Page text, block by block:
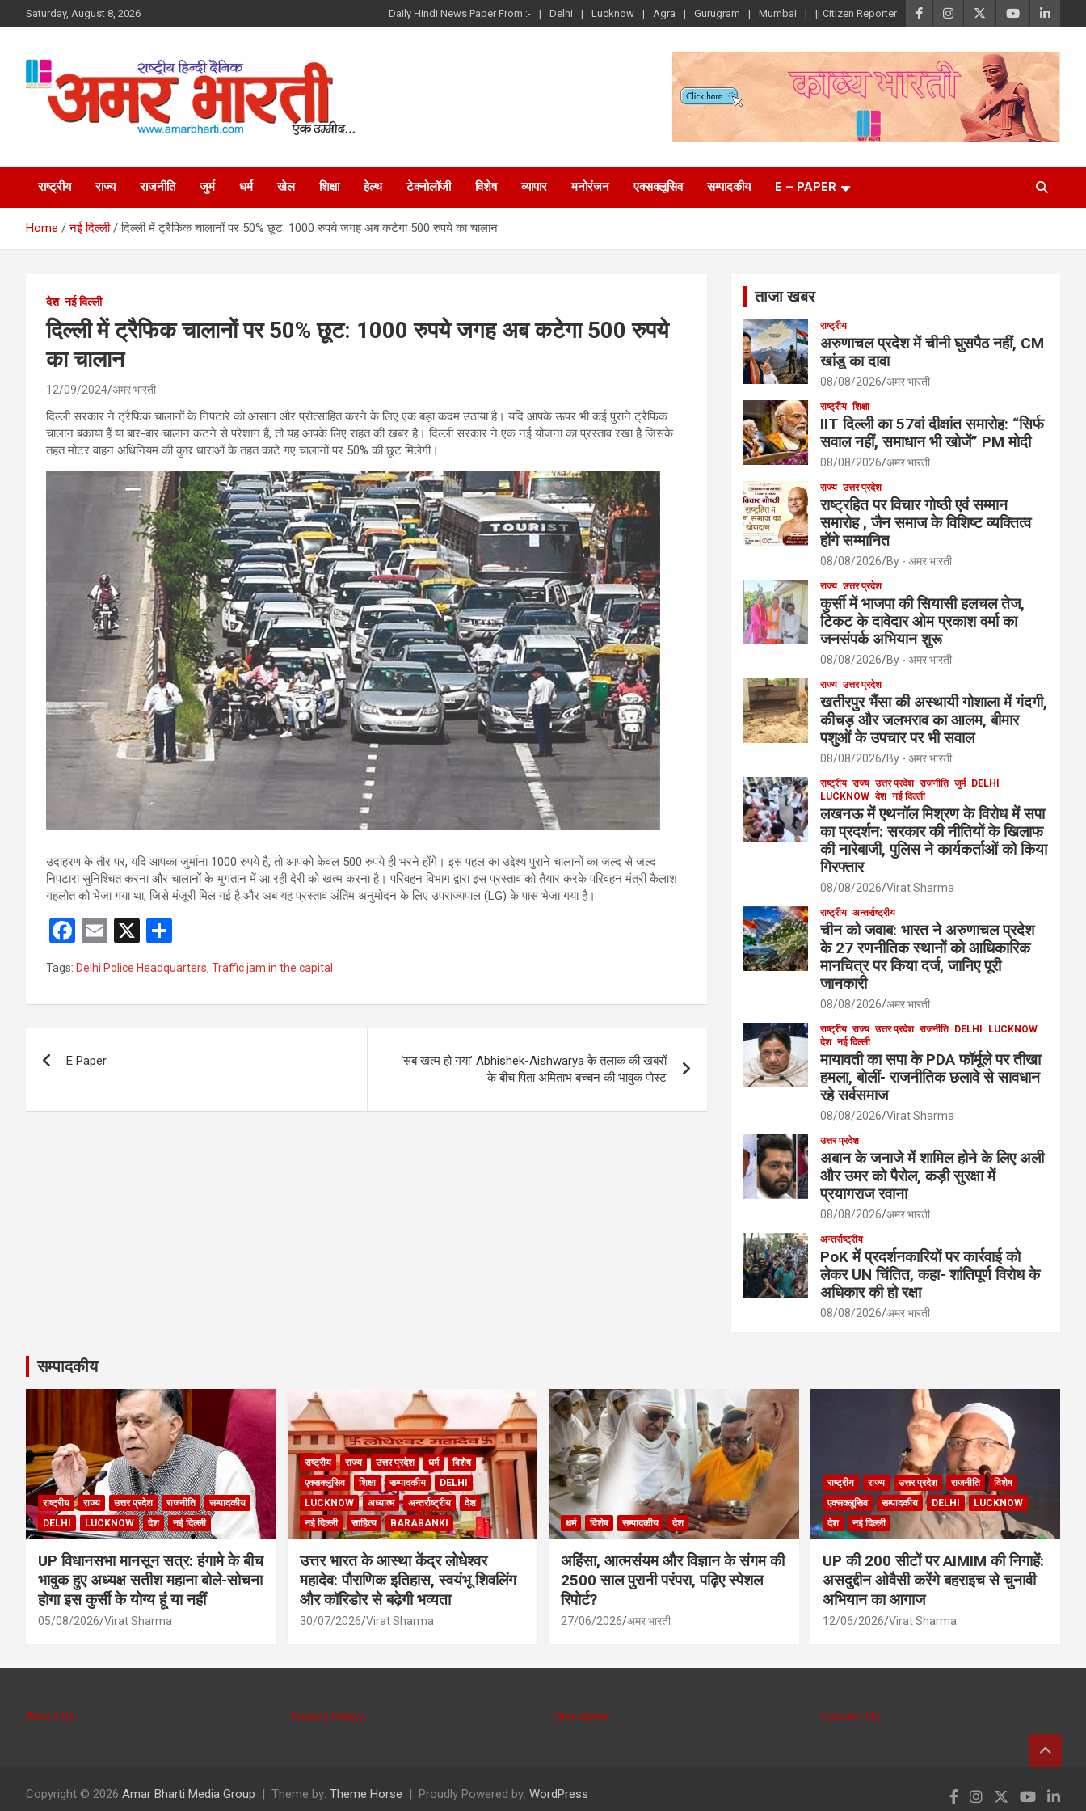
to
Saturday, August 8, 2026 Daily Hindi News Paper From :- Delhi Lucknow Agra Gurugram Mumbai || Citizen Reporter
Amar Bharti Media
Group
राष्ट्रीय राज्य राजनीति जुर्म धर्म खेल शिक्षा हेल्थ टेक्नोलॉजी विशेष व्यापार मनोरंजन एक्सक्लूसिव सम्पादकीय E – PAPER
Home नई दिल्ली दिल्ली में ट्रैफिक चालानों पर 50% छूट: 1000 रुपये जगह अब कटेगा 500 रुपये का चालान
देश नई दिल्ली
दिल्ली में ट्रैफिक चालानों पर 50% छूट: 1000 रुपये जगह अब कटेगा 500 रुपये
का चालान
12/09/2024 अमर भारती
दिल्ली सरकार ने ट्रैफिक चालानों के निपटारे को आसान और प्रोत्साहित करने के लिए एक बड़ा कदम उठाया है। यदि आपके ऊपर भी कई पुराने ट्रैफिक
चालान बकाया हैं या बार-बार चालान कटने से परेशान हैं, तो यह आपके लिए राहत की खबर है। दिल्ली सरकार ने एक नई योजना का प्रस्ताव रखा है जिसके
तहत मोटर वाहन अधिनियम की कुछ धाराओं के तहत काटे गए चालानों पर 50% की छूट मिलेगी।
उदाहरण के तौर पर, यदि आपका जुर्माना 1000 रुपये है, तो आपको केवल 500 रुपये ही भरने होंगे। इस पहल का उद्देश्य पुराने चालानों का जल्द से जल्द
निपटारा सुनिश्चित करना और चालानों के भुगतान में आ रही देरी को खत्म करना है। परिवहन विभाग द्वारा इस प्रस्ताव को तैयार करके परिवहन मंत्री कैलाश
गहलोत को भेजा गया था, जिसे मंजूरी मिल गई है और अब यह प्रस्ताव अंतिम अनुमोदन के लिए उपराज्यपाल (LG) के पास भेजा गया है।
F
a
ce
b
o
E
m
ail
X
ar
e
Tags: Delhi Police Headquarters, Traffic jam in the capital
navigation
E Paper
‘सब खत्म हो गया’ Abhishek-Aishwarya के तलाक की खबरों
के बीच पिता अमिताभ बच्चन की भावुक पोस्ट
ताजा खबर
राष्ट्रीय
अरुणाचल प्रदेश में चीनी घुसपैठ नहीं, CM
खांडू का दावा
08/08/2026 अमर भारती
राष्ट्रीय शिक्षा
IIT दिल्ली का 57वां दीक्षांत समारोह: “सिर्फ
सवाल नहीं, समाधान भी खोजें” PM मोदी
08/08/2026 अमर भारती
राज्य उत्तर प्रदेश
राष्ट्रहित पर विचार गोष्ठी एवं सम्मान
समारोह , जैन समाज के विशिष्ट व्यक्तित्व
होंगे सम्मानित
08/08/2026 By - अमर भारती
राज्य उत्तर प्रदेश
कुर्सी में भाजपा की सियासी हलचल तेज,
टिकट के दावेदार ओम प्रकाश वर्मा का
जनसंपर्क अभियान शुरू
08/08/2026 By - अमर भारती
राज्य उत्तर प्रदेश
खतीरपुर भैंसा की अस्थायी गोशाला में गंदगी,
कीचड़ और जलभराव का आलम, बीमार
पशुओं के उपचार पर भी सवाल
08/08/2026 By - अमर भारती
राष्ट्रीय राज्य उत्तर प्रदेश राजनीति जुर्म
DELHI
LUCKNOW देश नई दिल्ली
लखनऊ में एथनॉल मिश्रण के विरोध में सपा
का प्रदर्शन: सरकार की नीतियों के खिलाफ
की नारेबाजी, पुलिस ने कार्यकर्ताओं को किया
गिरफ्तार
08/08/2026 Virat Sharma
राष्ट्रीय अन्तर्राष्ट्रीय
चीन को जवाब: भारत ने अरुणाचल प्रदेश
के 27 रणनीतिक स्थानों को आधिकारिक
मानचित्र पर किया दर्ज, जानिए पूरी
जानकारी
08/08/2026 अमर भारती
राष्ट्रीय राज्य उत्तर प्रदेश राजनीति DELHI
LUCKNOW
देश नई दिल्ली
मायावती का सपा के PDA फॉर्मूले पर तीखा
हमला, बोलीं- राजनीतिक छलावे से सावधान
रहे सर्वसमाज
08/08/2026 Virat Sharma
उत्तर प्रदेश
अबान के जनाजे में शामिल होने के लिए अली
और उमर को पैरोल, कड़ी सुरक्षा में
प्रयागराज रवाना
08/08/2026 अमर भारती
अन्तर्राष्ट्रीय
PoK में प्रदर्शनकारियों पर कार्रवाई को
लेकर UN चिंतित, कहा- शांतिपूर्ण विरोध के
अधिकार की हो रक्षा
08/08/2026 अमर भारती
सम्पादकीय
राष्ट्रीय राज्य उत्तर प्रदेश राजनीति
सम्पादकीय
DELHI
LUCKNOW देश नई दिल्ली
UP विधानसभा मानसून सत्र: हंगामे के बीच
भावुक हुए अध्यक्ष सतीश महाना बोले-सोचना
होगा इस कुर्सी के योग्य हूं या नहीं
05/08/2026 Virat Sharma
राष्ट्रीय राज्य उत्तर प्रदेश धर्म
विशेष
एक्सक्लूसिव
शिक्षा सम्पादकीय
DELHI
LUCKNOW
अध्यात्म अन्तर्राष्ट्रीय
देश
नई दिल्ली
साहित्य BARABANKI
उत्तर भारत के आस्था केंद्र लोधेश्वर
महादेव: पौराणिक इतिहास, स्वयंभू शिवलिंग
और कॉरिडोर से बढ़ेगी भव्यता
30/07/2026 Virat Sharma
धर्म विशेष सम्पादकीय देश
अहिंसा, आत्मसंयम और विज्ञान के संगम की
2500 साल पुरानी परंपरा, पढ़िए स्पेशल
रिपोर्ट?
27/06/2026 अमर भारती
राष्ट्रीय राज्य उत्तर प्रदेश राजनीति
विशेष
एक्सक्लूसिव
सम्पादकीय DELHI
LUCKNOW
देश
नई दिल्ली
UP की 200 सीटों पर AIMIM की निगाहें:
असदुद्दीन ओवैसी करेंगे बहराइच से चुनावी
अभियान का आगाज
12/06/2026 Virat Sharma
About Us Privacy Policy Disclaimer Contact Us
Copyright © 2026 Amar Bharti Media Group Theme by: Theme Horse Proudly Powered by: WordPress